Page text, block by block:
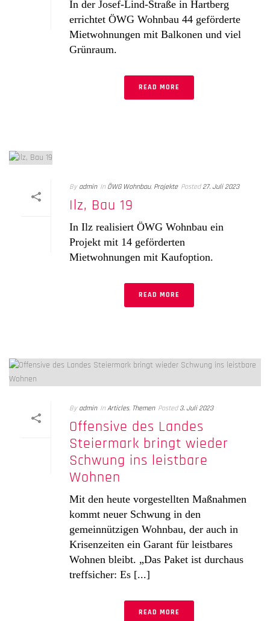
In der Josef-Lind-Straße in Hartberg
errichtet ÖWG Wohnbau 44 geförderte
Mietwohnungen mit Balkonen und viel
Grünraum.
READ MORE
By admin In ÖWG Wohnbau, Projekte Posted 27. Juli 2023
Ilz, Bau 19
In Ilz realisiert ÖWG Wohnbau ein
Projekt mit 14 geförderten
Mietwohnungen mit Kaufoption.
READ MORE
By admin In Articles, Themen Posted 3. Juli 2023
Offensive des Landes
Steiermark bringt wieder
Schwung ins leistbare
Wohnen
Mit den heute vorgestellten Maßnahmen
kommt neuer Schwung in den
gemeinnützigen Wohnbau, der auch in
Krisenzeiten ein Garant für leistbares
Wohnen bleibt. „Das Paket ist durchaus
treffsicher: Es [...]
READ MORE